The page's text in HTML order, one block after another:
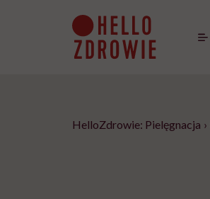
HelloZdrowie: Pielęgnacja ›